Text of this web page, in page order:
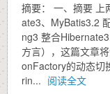
摘要： 一、摘要 上
ate3、MyBatis3.2
ng3 整合
方言），这篇文章
onFactory的动态切
rin... 阅读全文